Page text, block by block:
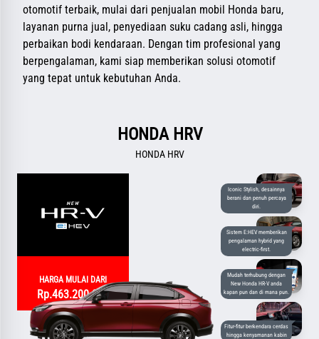
otomotif terbaik, mulai dari penjualan mobil Honda baru,
layanan purna jual, penyediaan suku cadang asli, hingga
perbaikan bodi kendaraan. Dengan tim profesional yang
berpengalaman, kami siap memberikan solusi otomotif
yang tepat untuk kebutuhan Anda.
HONDA HRV
HONDA HRV
HARGA MULAI DARI
Rp.463.200.000
Iconic Stylish, desainnya
berani dan penuh percaya
diri.
Sistem E:HEV memberikan
pengalaman hybrid yang
electric-first.
Mudah terhubung dengan
New Honda HR-V anda
kapan pun dan di mana pun.
Fitur-fitur berkendara cerdas
hingga kenyamanan kabin